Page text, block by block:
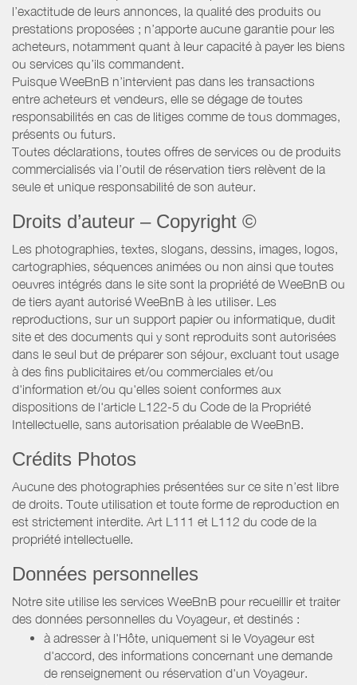
l’exactitude de leurs annonces, la qualité des produits ou
prestations proposées ; n’apporte aucune garantie pour les
acheteurs, notamment quant à leur capacité à payer les biens
ou services qu’ils commandent.
Puisque WeeBnB n’intervient pas dans les transactions
entre acheteurs et vendeurs, elle se dégage de toutes
responsabilités en cas de litiges comme de tous dommages,
présents ou futurs.
Toutes déclarations, toutes offres de services ou de produits
commercialisés via l’outil de réservation tiers relèvent de la
seule et unique responsabilité de son auteur.
Droits d’auteur – Copyright ©
Les photographies, textes, slogans, dessins, images, logos,
cartographies, séquences animées ou non ainsi que toutes
oeuvres intégrés dans le site sont la propriété de WeeBnB ou
de tiers ayant autorisé WeeBnB à les utiliser. Les
reproductions, sur un support papier ou informatique, dudit
site et des documents qui y sont reproduits sont autorisées
dans le seul but de préparer son séjour, excluant tout usage
à des fins publicitaires et/ou commerciales et/ou
d'information et/ou qu'elles soient conformes aux
dispositions de l'article L122-5 du Code de la Propriété
Intellectuelle, sans autorisation préalable de WeeBnB.
Crédits Photos
Aucune des photographies présentées sur ce site n’est libre
de droits. Toute utilisation et toute forme de reproduction en
est strictement interdite. Art L111 et L112 du code de la
propriété intellectuelle.
Données personnelles
Notre site utilise les services WeeBnB pour recueillir et traiter
des données personnelles du Voyageur, et destinés :
à adresser à l'Hôte, uniquement si le Voyageur est
d'accord, des informations concernant une demande
de renseignement ou réservation d'un Voyageur.